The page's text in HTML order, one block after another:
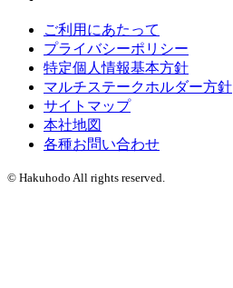
ご利用にあたって
プライバシーポリシー
特定個人情報基本方針
マルチステークホルダー方針
サイトマップ
本社地図
各種お問い合わせ
© Hakuhodo All rights reserved.